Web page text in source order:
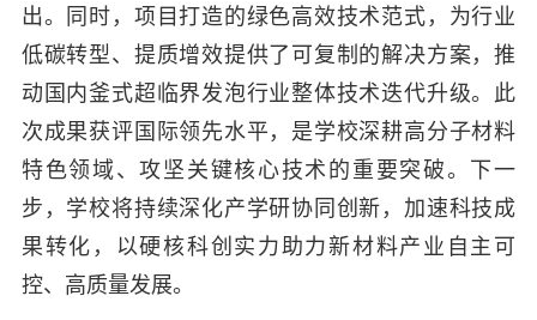
出。同时，项目打造的绿色高效技术范式，为行业
低碳转型、提质增效提供了可复制的解决方案，推
动国内釜式超临界发泡行业整体技术迭代升级。此
次成果获评国际领先水平，是学校深耕高分子材料
特色领域、攻坚关键核心技术的重要突破。下一
步，学校将持续深化产学研协同创新，加速科技成
果转化，以硬核科创实力助力新材料产业自主可
控、高质量发展。